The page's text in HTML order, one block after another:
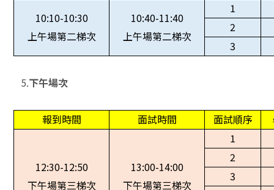
10:10-10:30
上午場第二梯次
10:40-11:40
上午場第二梯次
1
2
3
5.下午場次
報到時間 面試時間 面試順序
12:30-12:50
下午場第三梯次
13:00-14:00
下午場第三梯次
1
2
3